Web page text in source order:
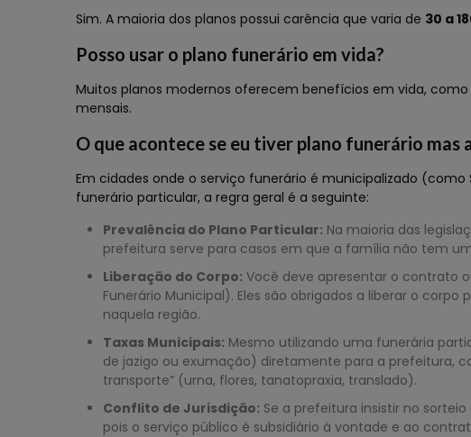
Sim. A maioria dos planos possui carência que varia de 30 a
Posso usar o plano funerário em vida?
Muitos planos modernos oferecem benefícios em vida,
mensais.
O que acontece se eu tiver plano funerário
Em cidades onde o serviço funerário é municipalizado
funerário particular, a regra geral é a seguinte:
Prevalência do Plano Particular: Na maioria das
prefeitura serve para casos em que a família não tem
Liberação do Corpo: Você deve apresentar o contrato
Funerário Municipal). Eles são obrigados a liberar o
naquela região.
Taxas Municipais: Mesmo utilizando uma funerária
de jazigo ou exumação) diretamente para a prefeitura,
transporte” (urna, flores, tanatopraxia, translado).
Conflito de Jurisdição: Se a prefeitura insistir no
pois o serviço público é subsidiário à vontade e ao